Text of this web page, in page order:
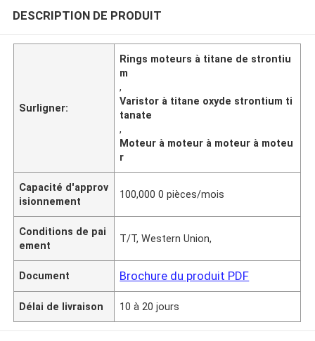
DESCRIPTION DE PRODUIT
Surligner:
Rings moteurs à titane de strontiu
m
,
Varistor à titane oxyde strontium ti
tanate
,
Moteur à moteur à moteur à moteu
r
Capacité d'approv
isionnement
100,000 0 pièces/mois
Conditions de pai
ement
T/T, Western Union,
Document Brochure du produit PDF
Délai de livraison 10 à 20 jours